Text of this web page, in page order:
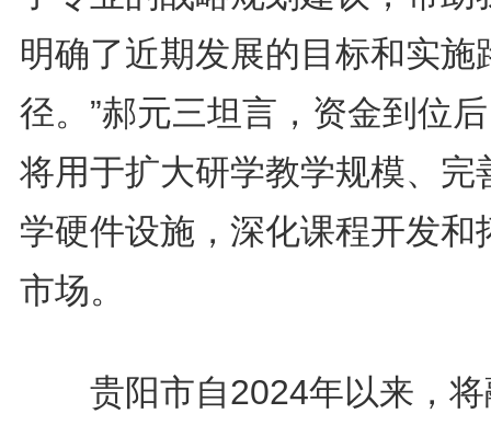
明确了近期发展的目标和实施
径。”郝元三坦言，资金到位
将用于扩大研学教学规模、完
学硬件设施，深化课程开发和
市场。
贵阳市自2024年以来，将